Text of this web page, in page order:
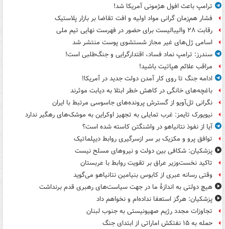
ترامپ باعث افول هژمونی آمریکا شد!
فشار هم‌زمان گرانی مواد اولیه و افت تقاضا بر بازار پلاستیک
رقابت ۲۸ والیبالیست برای حضور در فهرست نهایی تیم ملی
اسامی ژل‌های غیر مجاز شستشوی پوست منتشر شد
سندرز: ترامپ نماد فساد، اقتدارگرایی و جنگ‌طلبی است!
مراقب علائم هپاتیت باشید!
ادامه جنگ تا روی کار آمدن دولت جدید در آمریکا!
باغچه‌های خانگی در کاهش خطر ابتلا به دیابت موثرند
نگرانی تل‌آویو از گسترش پرونده‌های جاسوسی مرتبط با ایران
نیویورک تایمز: غرب تمایلی به تجهیز اوکراین به موشک‌های رهگیر ندارد
آیا از نفوذ نتانیاهو در واشنگتن کاسته شده است؟
توافق پرو و مکزیک بر سر ازسرگیری روابط دیپلماتیک
پزشکیان: شکافی بین دولت و نیروهای مسلح نیست
تاکید نخست‌وزیر عراق بر تقویت روابط با عربستان
وقتی رسانه عبری از کابوس بنیامین نتانیاهو می‌گوید
هیچ دولتی به اندازۀ ما در جهت سیاست‌های رهبری قدم برنداشت
پزشکیان: هرگز استعفا نداده‌ام و نخواهم داد
تجاوزات مجدد رژیم صهیونیستی به جنوب لبنان
حمله به ۱۵ نفتکش‌ اماراتی از ابتدای جنگ